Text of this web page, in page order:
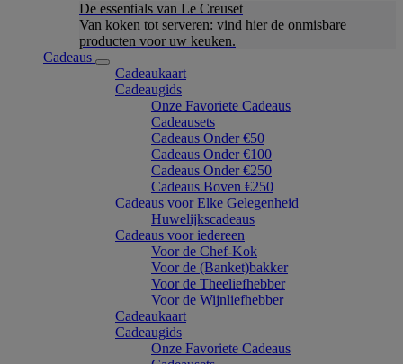
De essentials van Le Creuset
Van koken tot serveren: vind hier de onmisbare
producten voor uw keuken.
Cadeaus
Cadeaukaart
Cadeaugids
Onze Favoriete Cadeaus
Cadeausets
Cadeaus Onder €50
Cadeaus Onder €100
Cadeaus Onder €250
Cadeaus Boven €250
Cadeaus voor Elke Gelegenheid
Huwelijkscadeaus
Cadeaus voor iedereen
Voor de Chef-Kok
Voor de (Banket)bakker
Voor de Theeliefhebber
Voor de Wijnliefhebber
Cadeaukaart
Cadeaugids
Onze Favoriete Cadeaus